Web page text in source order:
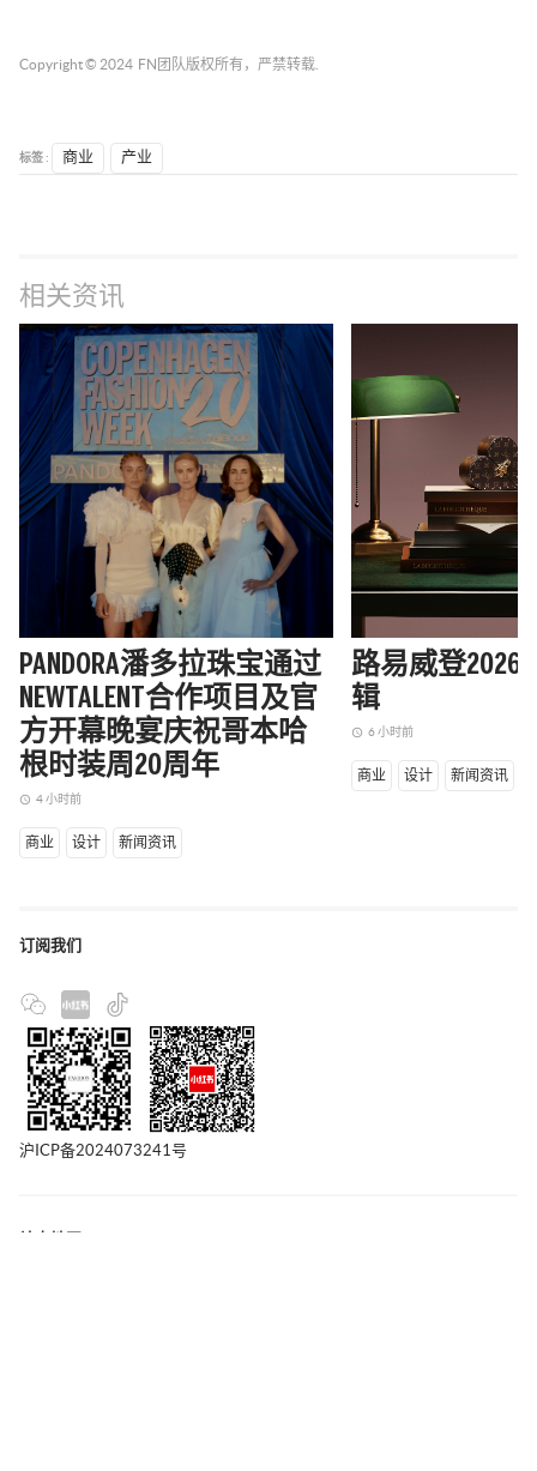
Copyright © 2024 FN团队 版权所有，严禁转载.
标签 : 商业 产业
相关资讯
PANDORA潘多拉珠宝通过
NEWTALENT合作项目及官
方开幕晚宴庆祝哥本哈
根时装周20周年
access_time 4 小时前
商业 设计 新闻资讯
路易威登2026
辑
access_time 6 小时前
商业 设计 新闻资讯
订阅我们
沪ICP备2024073241号
站点地图